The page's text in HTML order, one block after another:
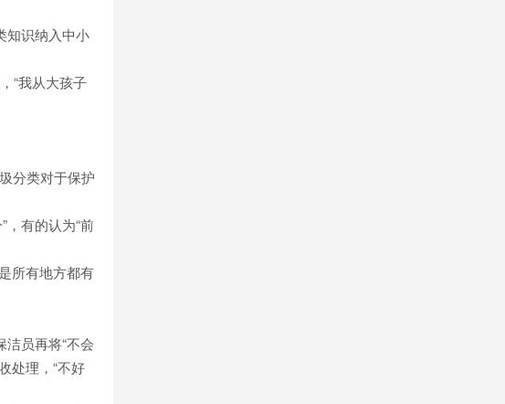
知识纳入中小
“我从大孩子
分类对于保护
，有的认为“前
所有地方都有
员再将“不会
处理，“不好